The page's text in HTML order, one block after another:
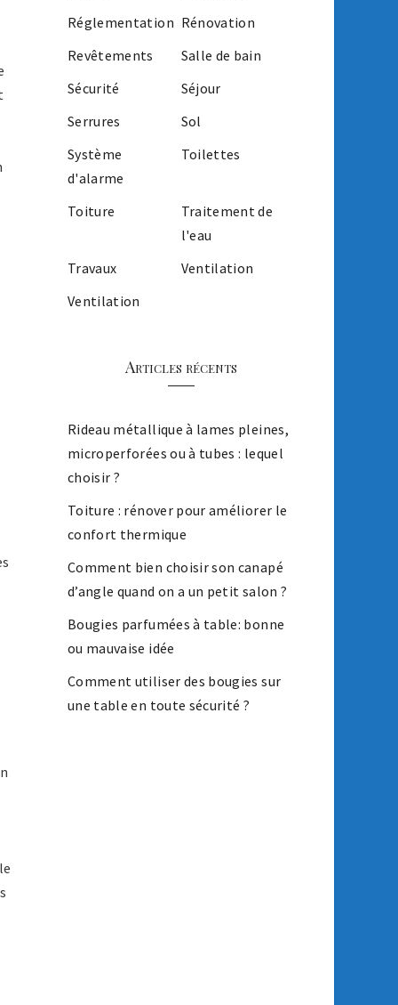
Réglementation Rénovation
Revêtements
Salle de bain
Sécurité
Séjour
Serrures
Sol
Système
d'alarme
Toilettes
Toiture
Traitement de
l'eau
Travaux
Ventilation
Ventilation
Articles récents
Rideau métallique à lames pleines,
microperforées ou à tubes : lequel
choisir ?
Toiture : rénover pour améliorer le
confort thermique
Comment bien choisir son canapé
d’angle quand on a un petit salon ?
Bougies parfumées à table: bonne
ou mauvaise idée
Comment utiliser des bougies sur
une table en toute sécurité ?